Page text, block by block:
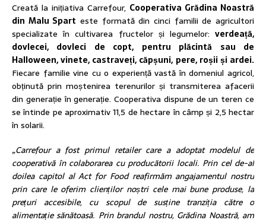
Creată la inițiativa Carrefour, Cooperativa Grădina Noastră
din Malu Spart este formată din cinci familii de agricultori
specializate în cultivarea fructelor și legumelor: verdeață,
dovlecei, dovleci de copt, pentru plăcintă sau de
Halloween, vinete, castraveți, căpșuni, pere, roșii și ardei.
Fiecare familie vine cu o experiență vastă în domeniul agricol,
obținută prin moștenirea terenurilor și transmiterea afacerii
din generație în generație. Cooperativa dispune de un teren ce
se întinde pe aproximativ 11,5 de hectare în câmp și 2,5 hectar
în solarii.
„Carrefour a fost primul retailer care a adoptat modelul de
cooperativă în colaborarea cu producătorii locali. Prin cel de-al
doilea capitol al Act for Food reafirmăm angajamentul nostru
prin care le oferim clienților noștri cele mai bune produse, la
prețuri accesibile, cu scopul de susține tranziția către o
alimentație sănătoasă. Prin brandul nostru, Grădina Noastră, am